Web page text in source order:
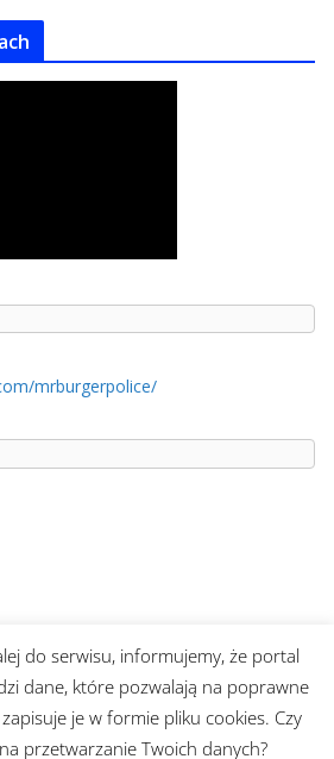
mrburgerpolice/
Wieści Polickie. Wszystkie prawa
do serwisu, informujemy, że portal
dane, które pozwalają na poprawne
je w formie pliku cookies. Czy
przetwarzanie Twoich danych?